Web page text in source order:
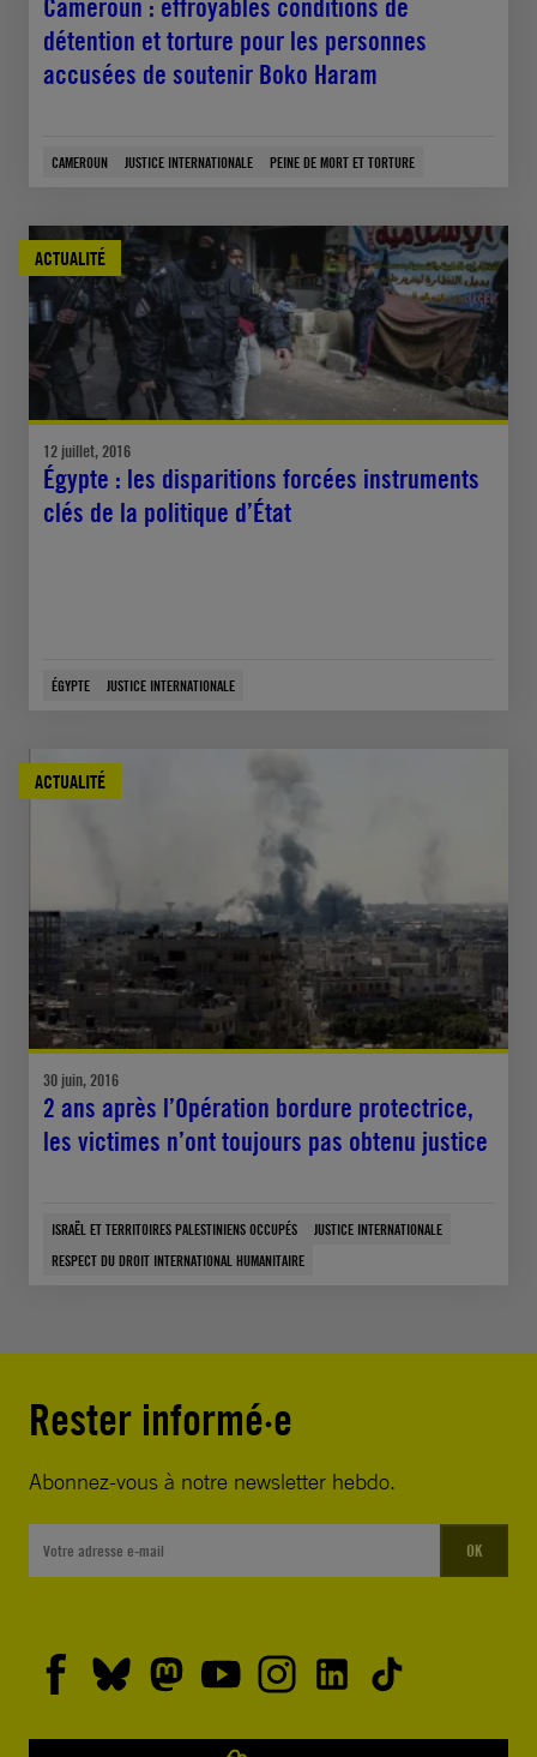
Cameroun : effroyables conditions de
détention et torture pour les personnes
accusées de soutenir Boko Haram
CAMEROUN JUSTICE INTERNATIONALE PEINE DE MORT ET TORTURE
ACTUALITÉ
12 juillet, 2016
Égypte : les disparitions forcées instruments
clés de la politique d’État
ÉGYPTE JUSTICE INTERNATIONALE
ACTUALITÉ
30 juin, 2016
2 ans après l’Opération bordure protectrice,
les victimes n’ont toujours pas obtenu justice
ISRAËL ET TERRITOIRES PALESTINIENS OCCUPÉS
JUSTICE INTERNATIONALE
RESPECT DU DROIT INTERNATIONAL HUMANITAIRE
Rester informé·e
Abonnez-vous à notre newsletter hebdo.
OK